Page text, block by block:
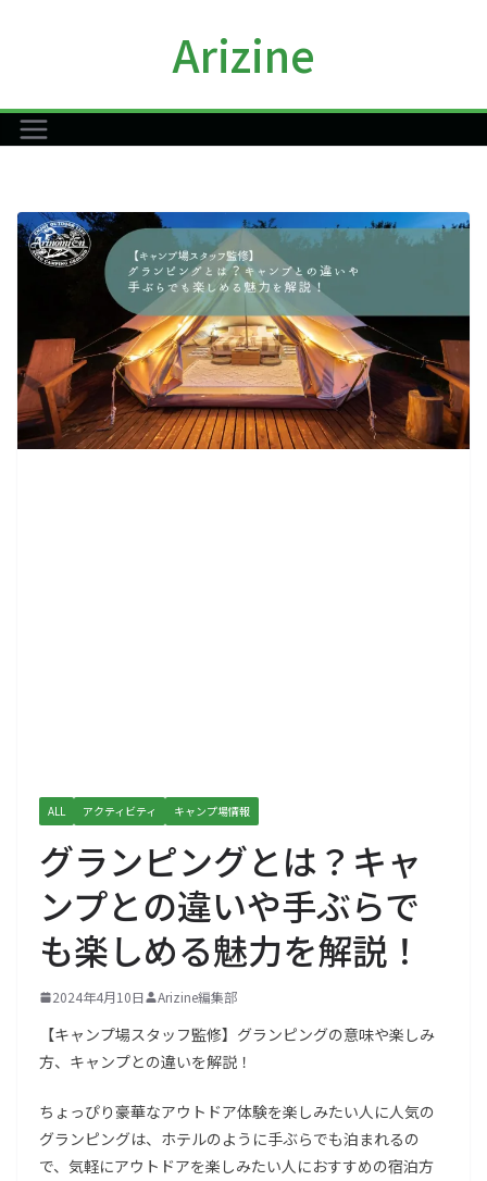
ン
Arizine
ALL アクティビティ キャンプ場情報
グランピングとは？キャ
ンプとの違いや手ぶらで
も楽しめる魅力を解説！
2024年4月10日 Arizine編集部
【キャンプ場スタッフ監修】グランピングの意味や楽しみ
方、キャンプとの違いを解説！
ちょっぴり豪華なアウトドア体験を楽しみたい人に人気の
グランピングは、ホテルのように手ぶらでも泊まれるの
で、気軽にアウトドアを楽しみたい人におすすめの宿泊方